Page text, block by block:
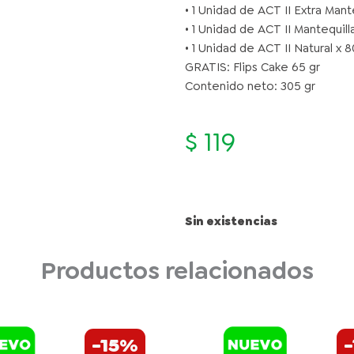
• 1 Unidad de ACT II Extra
• 1 Unidad de ACT II
• 1 Unidad de ACT II Natural x
GRATIS: Flips Cake 65 gr
Contenido neto: 305 gr
$ 119
Sin existencias
Productos relacionados
-15%
El
HERSHEY'S
WAFER